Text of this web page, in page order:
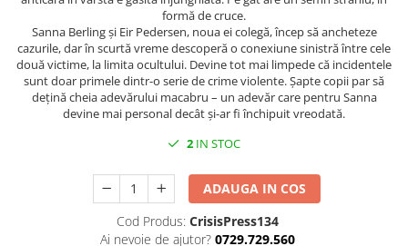
Psihologie
Sociologie
Spiritualitate/Ezoterism
formă de cruce.
Sanna Berling și Eir Pedersen, noua ei colegă, încep să ancheteze
cazurile, dar în scurtă vreme descoperă o conexiune sinistră între cele
două victime, la limita ocultului. Devine tot mai limpede că incidentele
sunt doar primele dintr-o serie de crime violente. Șapte copii par să
dețină cheia adevărului macabru – un adevăr care pentru Sanna
devine mai personal decât și-ar fi închipuit vreodată.
2 IN STOC
ADAUGA IN COS
Cod Produs: CrisisPress134
Ai nevoie de ajutor? 0729.729.560